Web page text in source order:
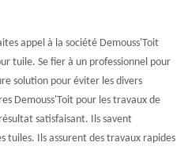
appel à la société Demouss'Toit
tuile. Se fier à un professionnel pour
solution pour éviter les divers
Demouss'Toit pour les travaux de
satisfaisant. Ils savent
tuiles. Ils assurent des travaux rapides